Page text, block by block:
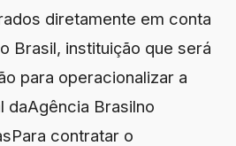
diretamente em conta
Brasil, instituição que será
para operacionalizar a
daAgência Brasilno
contratar o